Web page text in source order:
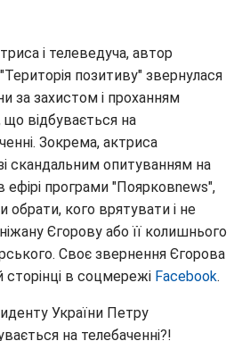
і телеведуча, автор
позитиву" звернулася
за захистом і проханням
що відбувається на
Зокрема, актриса
скандальним опитуванням на
ефірі програми "Поярковnews",
обрати, кого врятувати і не
Єгорову або її колишнього
Своє звернення Єгорова
сторінці в соцмережі Facebook.
України Петру
на телебаченні?!